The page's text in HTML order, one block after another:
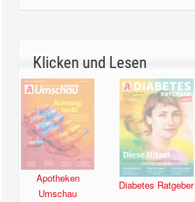
Klicken und Lesen
Apotheken
Umschau
Diabetes Ratgeber